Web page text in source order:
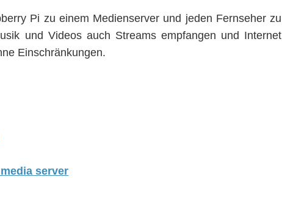
Pi zu einem Medienserver und jeden Fernseher zu
und Videos auch Streams empfangen und Internet
Einschränkungen.
server